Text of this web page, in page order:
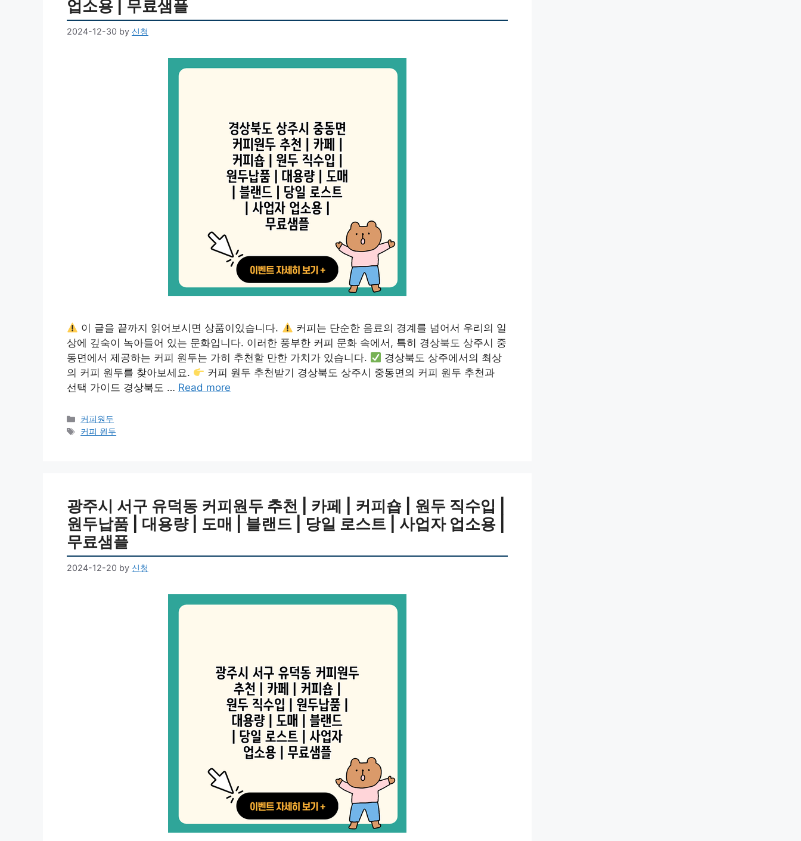
업소용 | 무료샘플
2024-12-30 by 신청
이 글을 끝까지 읽어보시면 상품이있습니다.
커피는 단순한 음료의 경계를 넘어서 우리의 일
상에 깊숙이 녹아들어 있는 문화입니다. 이러한 풍부한 커피 문화 속에서, 특히 경상북도 상주시 중
동면에서 제공하는 커피 원두는 가히 추천할 만한 가치가 있습니다.
경상북도 상주에서의 최상
의 커피 원두를 찾아보세요.
커피 원두 추천받기 경상북도 상주시 중동면의 커피 원두 추천과
선택 가이드 경상북도 … Read more
Categories
커피원두
Tags
커피 원두
광주시 서구 유덕동 커피원두 추천 | 카페 | 커피숍 | 원두 직수입 |
원두납품 | 대용량 | 도매 | 블랜드 | 당일 로스트 | 사업자 업소용 |
무료샘플
2024-12-20 by 신청